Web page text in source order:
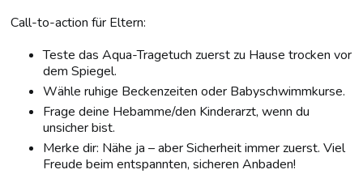
Call-to-action für Eltern:
Teste das Aqua-Tragetuch zuerst zu Hause trocken vor
dem Spiegel.
Wähle ruhige Beckenzeiten oder Babyschwimmkurse.
Frage deine Hebamme/den Kinderarzt, wenn du
unsicher bist.
Merke dir: Nähe ja – aber Sicherheit immer zuerst. Viel
Freude beim entspannten, sicheren Anbaden!